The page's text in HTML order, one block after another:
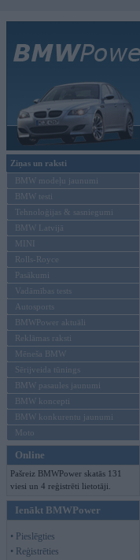
Ziņas un raksti
BMW modeļu jaunumi
BMW testi
Tehnoloģijas & sasniegumi
BMW Latvijā
MINI
Rolls-Royce
Pasākumi
Vadāmības tests
Autosports
BMWPower aktuāli
Reklāmas raksti
Mēneša BMW
Sērijveida tūnings
BMW pasaules jaunumi
BMW koncepti
BMW konkurentu jaunumi
Moto
Online
Pašreiz BMWPower skatās 131
viesi un 4 reģistrēti lietotāji.
Ienākt BMWPower
• Pieslēgties
• Reģistrēties